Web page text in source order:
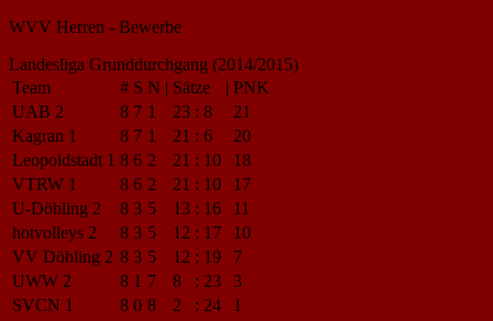
WVV Herren - Bewerbe
Landesliga Grunddurchgang (2014/2015)
Team
# S N | Sätze | PNK
UAB 2
8 7 1 23 : 8
21
Kagran 1
8 7 1 21 : 6
20
Leopoldstadt 1 8 6 2 21 : 10
18
VTRW 1
8 6 2 21 : 10
17
U-Döbling 2
8 3 5 13 : 16
11
hotvolleys 2
8 3 5 12 : 17
10
VV Döbling 2 8 3 5 12 : 19
7
UWW 2
8 1 7 8 : 23
3
SVCN 1
8 0 8 2 : 24 1